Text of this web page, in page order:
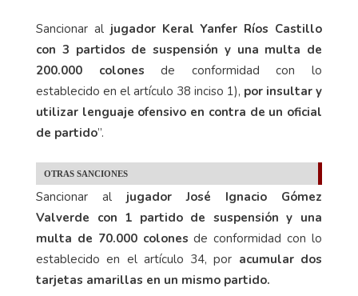
Sancionar aljugador Keral Yanfer Ríos Castillo
con 3 partidos de suspensión y una multa de
200.000 colones de conformidad con lo
establecido en el artículo 38 inciso 1), por insultar y
utilizar lenguaje ofensivo en contra de un oficial
de partido”.
OTRAS SANCIONES
Sancionar al jugador José Ignacio Gómez
Valverde con 1 partido de suspensión y una
multa de 70.000 colones de conformidad con lo
establecido en el artículo 34, por acumular dos
tarjetas amarillas en un mismo partido.